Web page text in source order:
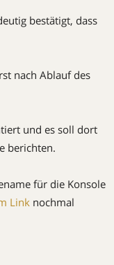
bestätigt, dass
nach Ablauf des
und es soll dort
berichten.
für die Konsole
Link nochmal